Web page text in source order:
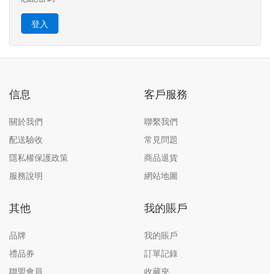
信息
關於我們
配送驗收
隱私權保護政策
服務說明
客戶服務
聯繫我們
常見問題
商品退貨
網站地圖
其他
品牌
禮品券
聯盟會員
我的賬戶
我的賬戶
訂單記錄
收藏夾